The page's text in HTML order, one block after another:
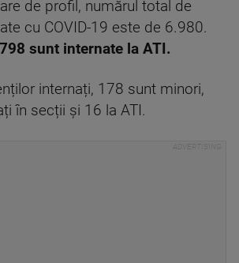
de profil, numărul total de
cu COVID-19 este de 6.980.
798 sunt internate la ATI.
internați, 178 sunt minori,
în secții și 16 la ATI.